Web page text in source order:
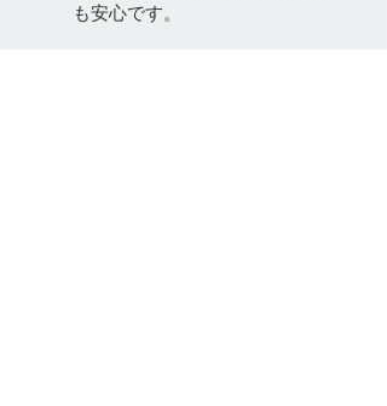
も安心です。